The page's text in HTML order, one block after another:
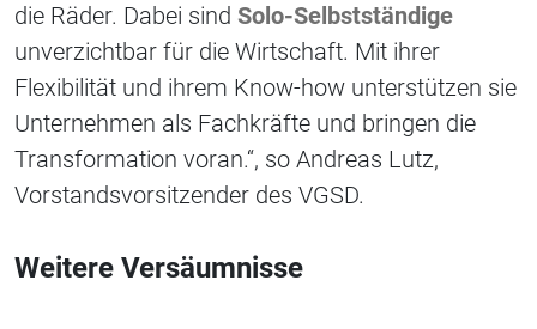
die Räder. Dabei sind Solo-Selbstständige
unverzichtbar für die Wirtschaft. Mit ihrer
Flexibilität und ihrem Know-how unterstützen sie
Unternehmen als Fachkräfte und bringen die
Transformation voran.“, so Andreas Lutz,
Vorstandsvorsitzender des VGSD.
Weitere Versäumnisse